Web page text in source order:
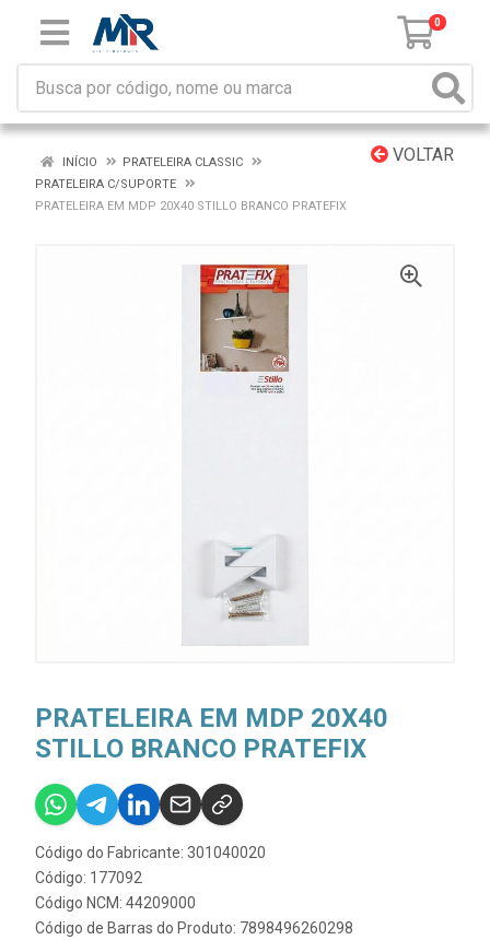
0
VOLTAR
INÍCIO
PRATELEIRA CLASSIC
PRATELEIRA C/SUPORTE
PRATELEIRA EM MDP 20X40 STILLO BRANCO PRATEFIX
PRATELEIRA EM MDP 20X40
STILLO BRANCO PRATEFIX
Código do Fabricante: 301040020
Código: 177092
Código NCM: 44209000
Código de Barras do Produto: 7898496260298